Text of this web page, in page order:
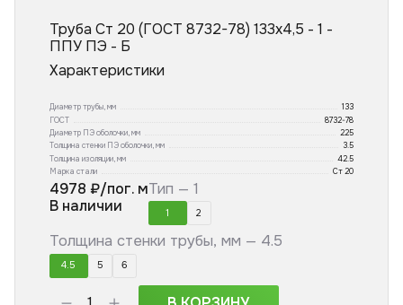
Труба Ст 20 (ГОСТ 8732-78) 133x4,5 - 1 -
ППУ ПЭ - Б
Характеристики
Диаметр трубы, мм
133
ГОСТ
8732-78
Диаметр ПЭ оболочки, мм
225
Толщина стенки ПЭ оболочки, мм
3.5
Толщина изоляции, мм
42.5
Марка стали
Ст 20
4978 ₽/пог. м
В наличии
Тип — 1
1 2
Толщина стенки трубы, мм — 4.5
4.5 5 6